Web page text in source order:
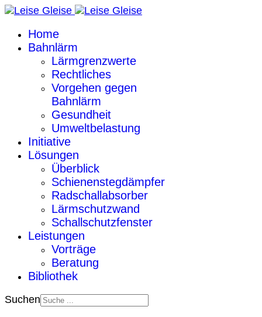
Home
Bahnlärm
Lärmgrenzwerte
Rechtliches
Vorgehen gegen
Bahnlärm
Gesundheit
Umweltbelastung
Initiative
Lösungen
Überblick
Schienenstegdämpfer
Radschallabsorber
Lärmschutzwand
Schallschutzfenster
Leistungen
Vorträge
Beratung
Bibliothek
Suchen